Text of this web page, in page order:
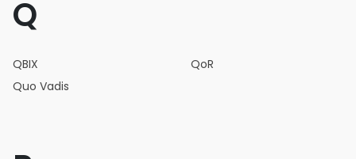
Q
QBIX
QoR
Quo Vadis